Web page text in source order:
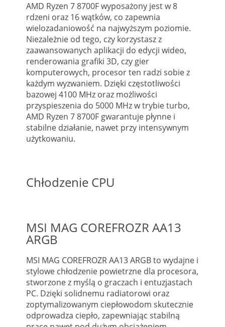
AMD Ryzen 7 8700F wyposażony jest w 8
rdzeni oraz 16 wątków, co zapewnia
wielozadaniowość na najwyższym poziomie.
Niezależnie od tego, czy korzystasz z
zaawansowanych aplikacji do edycji wideo,
renderowania grafiki 3D, czy gier
komputerowych, procesor ten radzi sobie z
każdym wyzwaniem. Dzięki częstotliwości
bazowej 4100 MHz oraz możliwości
przyspieszenia do 5000 MHz w trybie turbo,
AMD Ryzen 7 8700F gwarantuje płynne i
stabilne działanie, nawet przy intensywnym
użytkowaniu.
Chłodzenie CPU
MSI MAG COREFROZR AA13
ARGB
MSI MAG COREFROZR AA13 ARGB to wydajne i
stylowe chłodzenie powietrzne dla procesora,
stworzone z myślą o graczach i entuzjastach
PC. Dzięki solidnemu radiatorowi oraz
zoptymalizowanym ciepłowodom skutecznie
odprowadza ciepło, zapewniając stabilną